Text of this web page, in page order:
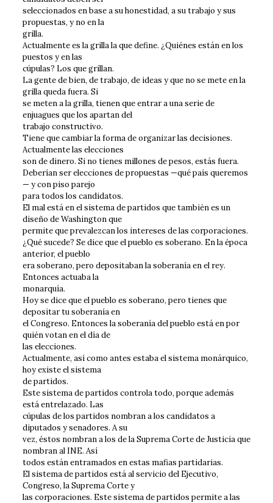
seleccionados en base a su honestidad, a su trabajo y sus
propuestas, y no en la
grilla.
Actualmente es la grilla la que define. ¿Quiénes están en los
puestos y en las
cúpulas? Los que grillan.
La gente de bien, de trabajo, de ideas y que no se mete en la
grilla queda fuera. Si
se meten a la grilla, tienen que entrar a una serie de
enjuagues que los apartan del
trabajo constructivo.
Tiene que cambiar la forma de organizar las decisiones.
Actualmente las elecciones
son de dinero. Si no tienes millones de pesos, estás fuera.
Deberían ser elecciones de propuestas —qué país queremos
— y con piso parejo
para todos los candidatos.
El mal está en el sistema de partidos que también es un
diseño de Washington que
permite que prevalezcan los intereses de las corporaciones.
¿Qué sucede? Se dice que el pueblo es soberano. En la época
anterior, el pueblo
era soberano, pero depositaban la soberanía en el rey.
Entonces actuaba la
monarquía.
Hoy se dice que el pueblo es soberano, pero tienes que
depositar tu soberanía en
el Congreso. Entonces la soberanía del pueblo está en por
quién votan en el día de
las elecciones.
Actualmente, así como antes estaba el sistema monárquico,
hoy existe el sistema
de partidos.
Este sistema de partidos controla todo, porque además
está entrelazado. Las
cúpulas de los partidos nombran a los candidatos a
diputados y senadores. A su
vez, éstos nombran a los de la Suprema Corte de Justicia que
nombran al INE. Así
todos están entramados en estas mafias partidarias.
El sistema de partidos está al servicio del Ejecutivo,
Congreso, la Suprema Corte y
las corporaciones. Este sistema de partidos permite a las